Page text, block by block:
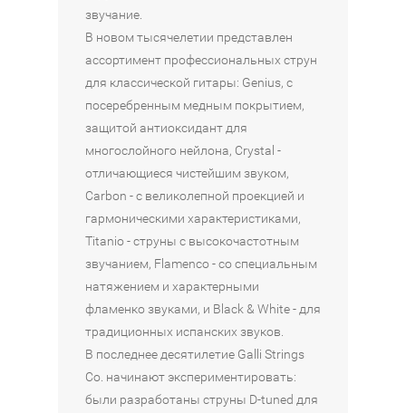
в
3
из
из
из
звучание.
В новом тысячелетии представлен
ассортимент профессиональных струн
для классической гитары: Genius, с
посеребренным медным покрытием,
защитой антиоксидант для
многослойного нейлона, Crystal -
отличающиеся чистейшим звуком,
Carbon - с великолепной проекцией и
гармоническими характеристиками,
Titanio - струны с высокочастотным
звучанием, Flamenco - со специальным
натяжением и характерными
фламенко звуками, и Black & White - для
традиционных испанских звуков.
В последнее десятилетие Galli Strings
Co. начинают экспериментировать:
были разработаны струны D-tuned для